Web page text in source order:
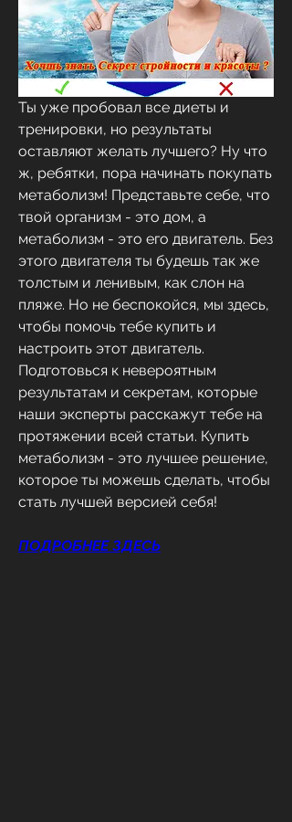
Ты уже пробовал все диеты и
тренировки, но результаты
оставляют желать лучшего? Ну что
ж, ребятки, пора начинать покупать
метаболизм! Представьте себе, что
твой организм - это дом, а
метаболизм - это его двигатель. Без
этого двигателя ты будешь так же
толстым и ленивым, как слон на
пляже. Но не беспокойся, мы здесь,
чтобы помочь тебе купить и
настроить этот двигатель.
Подготовься к невероятным
результатам и секретам, которые
наши эксперты расскажут тебе на
протяжении всей статьи. Купить
метаболизм - это лучшее решение,
которое ты можешь сделать, чтобы
стать лучшей версией себя!
ПОДРОБНЕЕ ЗДЕСЬ